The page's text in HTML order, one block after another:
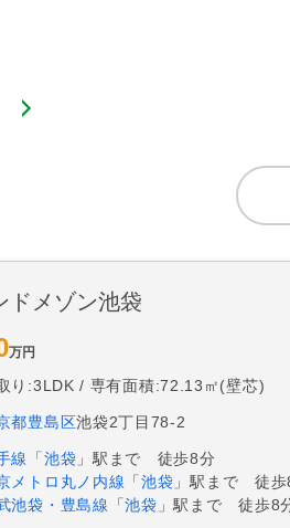
ドメゾン池袋
万円
り:3LDK 専有面積:72.13㎡(壁芯)
都豊島区池袋2丁目78-2
線 「 池袋 」駅まで 徒歩8分
メトロ丸ノ内線 「池袋 」駅まで 徒歩
池袋・豊島線
「池袋 」駅まで 徒歩8